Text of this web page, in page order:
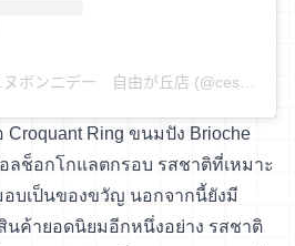
A post shared by セテュヌボンニデー 自由が丘店 (@cestune_bonneidee_jiyugaoka)
Ring ขนมปัง Brioche
ลช็อกโกแลตกรอบ รสชาติที่เหมาะ
อบเป็นของขวัญ นอกจากนี้ยังมี
นค้ายอดนิยมอีกหนึ่งอย่าง รสชาติ